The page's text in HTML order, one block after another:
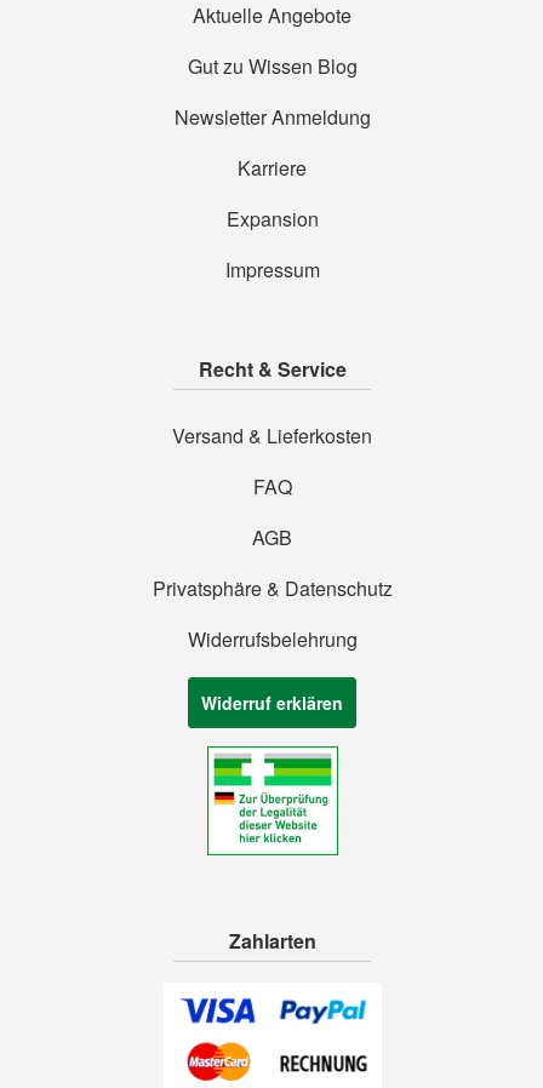
Aktuelle Angebote
Gut zu Wissen Blog
Newsletter Anmeldung
Karriere
Expansion
Impressum
Recht & Service
Versand & Lieferkosten
FAQ
AGB
Privatsphäre & Datenschutz
Widerrufsbelehrung
Widerruf erklären
Zahlarten